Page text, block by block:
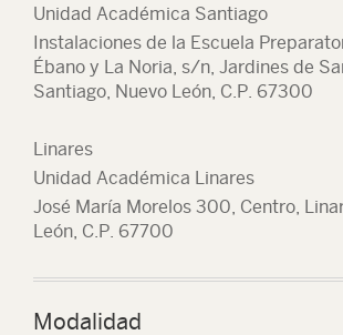
Unidad Académica Santiago
Instalaciones de la Escuela
Ébano y La Noria, s/n, Jardines de
Santiago, Nuevo León, C.P. 67300
Linares
Unidad Académica Linares
José María Morelos 300, Centro,
León, C.P. 67700
Modalidad